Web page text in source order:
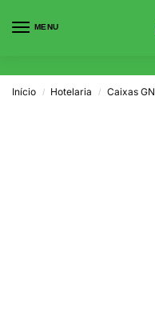
MENU
Início / Hotelaria / Caixas GN